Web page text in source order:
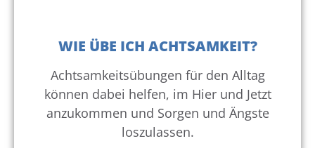
WIE ÜBE ICH ACHTSAMKEIT?
Achtsamkeitsübungen für den Alltag
können dabei helfen, im Hier und Jetzt
anzukommen und Sorgen und Ängste
loszulassen.